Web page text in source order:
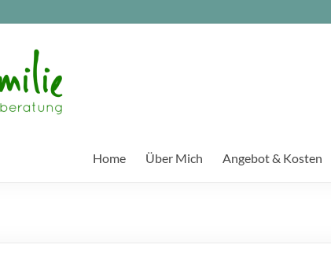
Home Über Mich Angebot & Kosten